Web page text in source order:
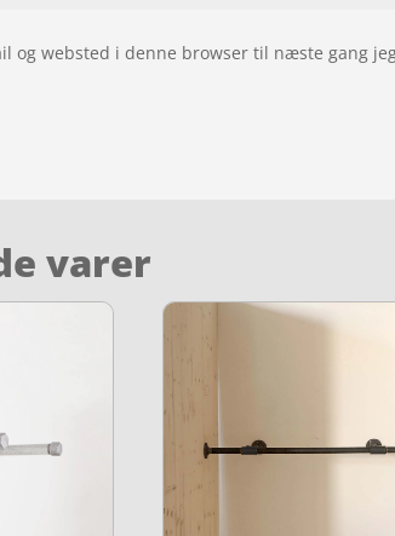
og websted i denne browser til næste gang
varer